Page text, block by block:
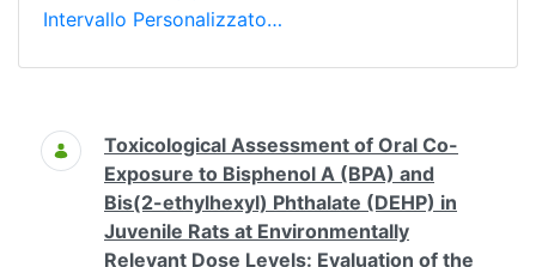
Intervallo Personalizzato…
Ricerca
Toxicological Assessment of Oral Co-
Exposure to Bisphenol A (BPA) and
Bis(2-ethylhexyl) Phthalate (DEHP) in
Juvenile Rats at Environmentally
Relevant Dose Levels: Evaluation of the